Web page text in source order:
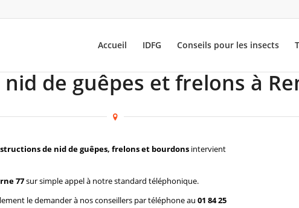
Accueil IDFG Conseils pour les insects
de guêpes et frelons à
de nid de guêpes, frelons et bourdons intervient
77sur simple appel à notre standard téléphonique.
le demander à nos conseillers par téléphone au 01 84 25